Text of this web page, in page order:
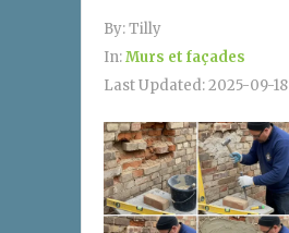
By:Tilly
In:Murs et façades
Last Updated:2025-09-18